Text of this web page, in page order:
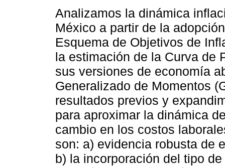
Analizamos la dinámica
México a partir de la
Esquema de Objetivos de
la estimación de la Curva de
sus versiones de economía
Generalizado de Momentos
resultados previos y
para aproximar la dinámica
cambio en los costos
son: a) evidencia robusta de
b) la incorporación del tipo